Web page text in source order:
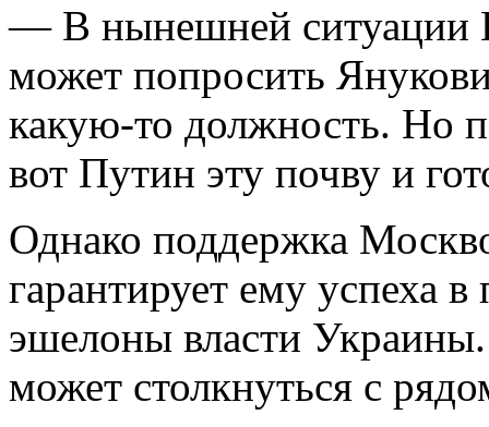
— В нынешней ситуации
может попросить
какую-то должность. Но
вот Путин эту почву и
Однако поддержка
гарантирует ему успеха
эшелоны власти
может столкнуться с